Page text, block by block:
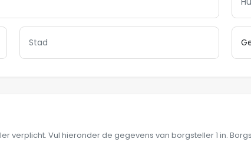
verplicht. Vul hieronder de gegevens van borgsteller 1 in.